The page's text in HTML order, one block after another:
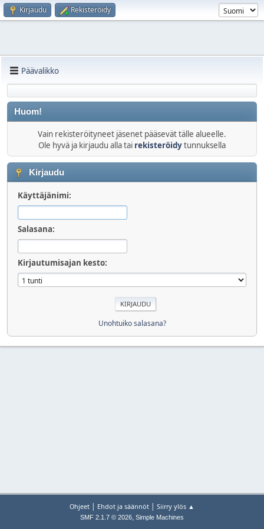
Kirjaudu Rekisteröidy
Päävalikko
Huom!
Vain rekisteröityneet jäsenet pääsevät tälle alueelle.
Ole hyvä ja kirjaudu alla tai rekisteröidytunnuksella
Kirjaudu
Käyttäjänimi:
Salasana:
Kirjautumisajan kesto:
Unohtuiko salasana?
Ohjeet | Ehdot ja säännöt | Siirry ylös ▲
SMF 2.1.7 © 2026, Simple Machines